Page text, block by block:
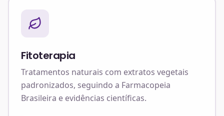
Fitoterapia
Tratamentos naturais com extratos vegetais
padronizados, seguindo a Farmacopeia
Brasileira e evidências científicas.